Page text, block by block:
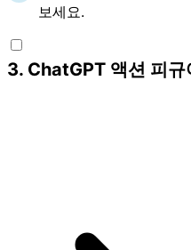
보세요.
3. ChatGPT 액션 피